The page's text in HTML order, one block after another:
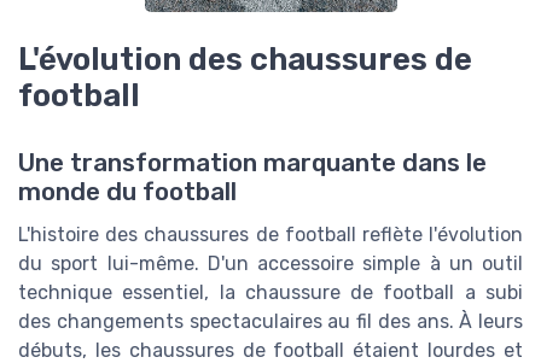
L'évolution des chaussures de
football
Une transformation marquante dans le
monde du football
L'histoire des chaussures de football reflète l'évolution
du sport lui-même. D'un accessoire simple à un outil
technique essentiel, la chaussure de football a subi
des changements spectaculaires au fil des ans. À leurs
débuts, les chaussures de football étaient lourdes et